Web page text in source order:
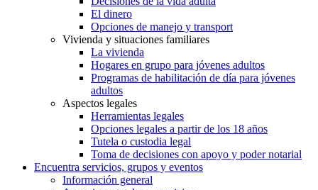
El dinero
Opciones de manejo y transport
Vivienda y situaciones familiares
La vivienda
Hogares en grupo para jóvenes adultos
Programas de habilitación de día para jóvenes
adultos
Aspectos legales
Herramientas legales
Opciones legales a partir de los 18 años
Tutela o custodia legal
Toma de decisiones con apoyo y poder notarial
Encuentra servicios, grupos y eventos
Información general